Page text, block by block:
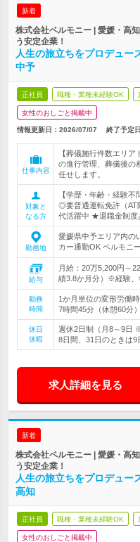
新着
株式会社ベルモニー | 愛媛・高
う安定企業！
人生の旅立ちをプロデュ
中予
正社員 職種・業種未経験OK
女性のおしごと掲載中
情報更新日：2026/07/07 終了予定
仕事内容
【葬儀施行件数エリ
の進行管理、葬儀後の
任せします。
対象と
なる方
【学歴・年齢・経験不
◎要普通運転免許（
代活躍中 ★退職金制度
勤務地
愛媛県中予エリア内
カー通勤OK ベルモニ
給与
月給：20万5,200円～
績3.8か月分）※経験、
勤務
時間
1か月単位の変形労働
7時間45分（休憩60分
休日
休暇
週休2日制（月8～9日
8日間、31日のときは9
求人詳細を見る
新着
株式会社ベルモニー | 愛媛・高
う安定企業！
人生の旅立ちをプロデュ
高知
正社員 職種・業種未経験OK
女性のおしごと掲載中